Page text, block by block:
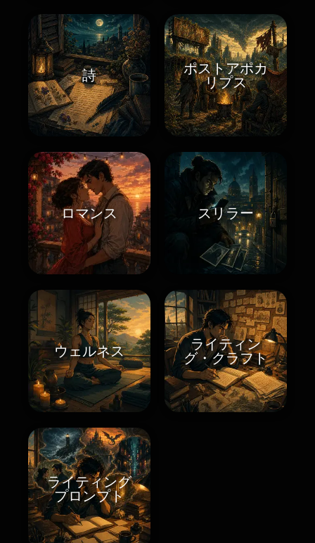
詩
ポストアポカ
リプス
ロマンス スリラー
ウェルネス
ライティン
グ・クラフト
ライティング
プロンプト